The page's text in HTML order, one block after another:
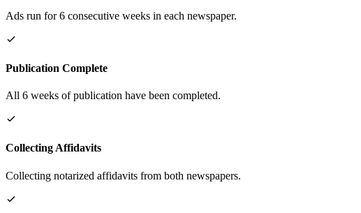
Ads run for 6 consecutive weeks in each newspaper.
Publication Complete
All 6 weeks of publication have been completed.
Collecting Affidavits
Collecting notarized affidavits from both newspapers.